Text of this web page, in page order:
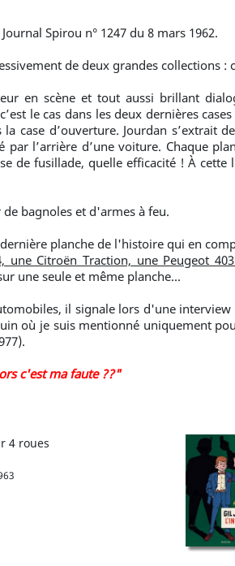
Spirou n° 1247 du 8 mars 1962.
de deux grandes collections :
en scène et tout aussi brillant
le cas dans les deux dernières
case d’ouverture. Jourdan s’extrait
par l’arrière d’une voiture. Chaque
de fusillade, quelle efficacité ! À
bagnoles et d'armes à feu.
planche de l'histoire qui en
une Citroën Traction, une Peugeot
une seule et même planche...
il signale lors d'une
où je suis mentionné uniquement
c'est ma faute ??"
4 roues